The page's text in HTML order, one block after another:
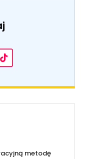
metodę